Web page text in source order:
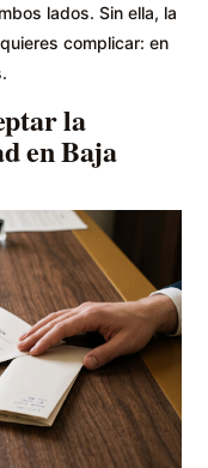
lados. Sin ella, la
complicar: en
la
en Baja